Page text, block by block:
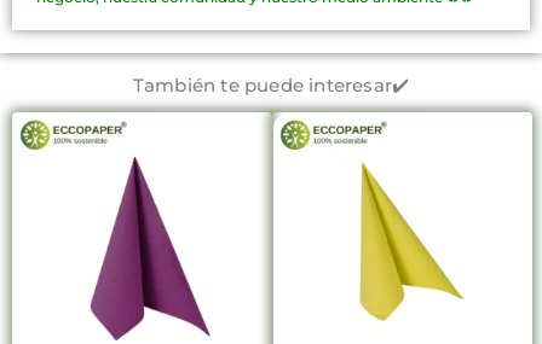
También te puede interesar✔️